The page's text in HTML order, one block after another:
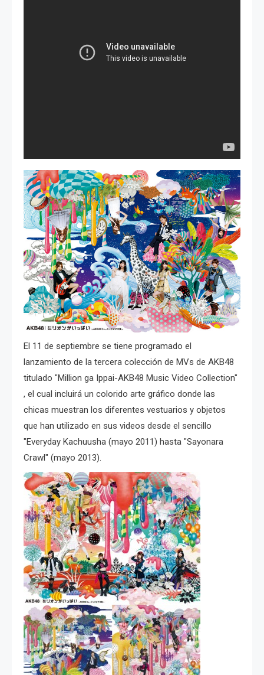
El 11 de septiembre se tiene programado el
lanzamiento de la tercera colección de MVs de AKB48
titulado "Million ga Ippai-AKB48 Music Video Collection"
, el cual incluirá un colorido arte gráfico donde las
chicas muestran los diferentes vestuarios y objetos
que han utilizado en sus videos desde el sencillo
"Everyday Kachuusha (mayo 2011) hasta "Sayonara
Crawl" (mayo 2013).